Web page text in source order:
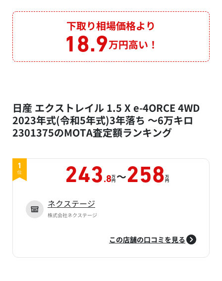
下取り相場価格より
18.9万円高い！
日産 エクストレイル 1.5 X e-4ORCE 4WD
2023年式(令和5年式)3年落ち ～6万キロ
2301375のMOTA査定額ランキング
1
位 243 .8万
円 ～258万
円
ネクステージ
株式会社ネクステージ
この店舗の口コミを見る